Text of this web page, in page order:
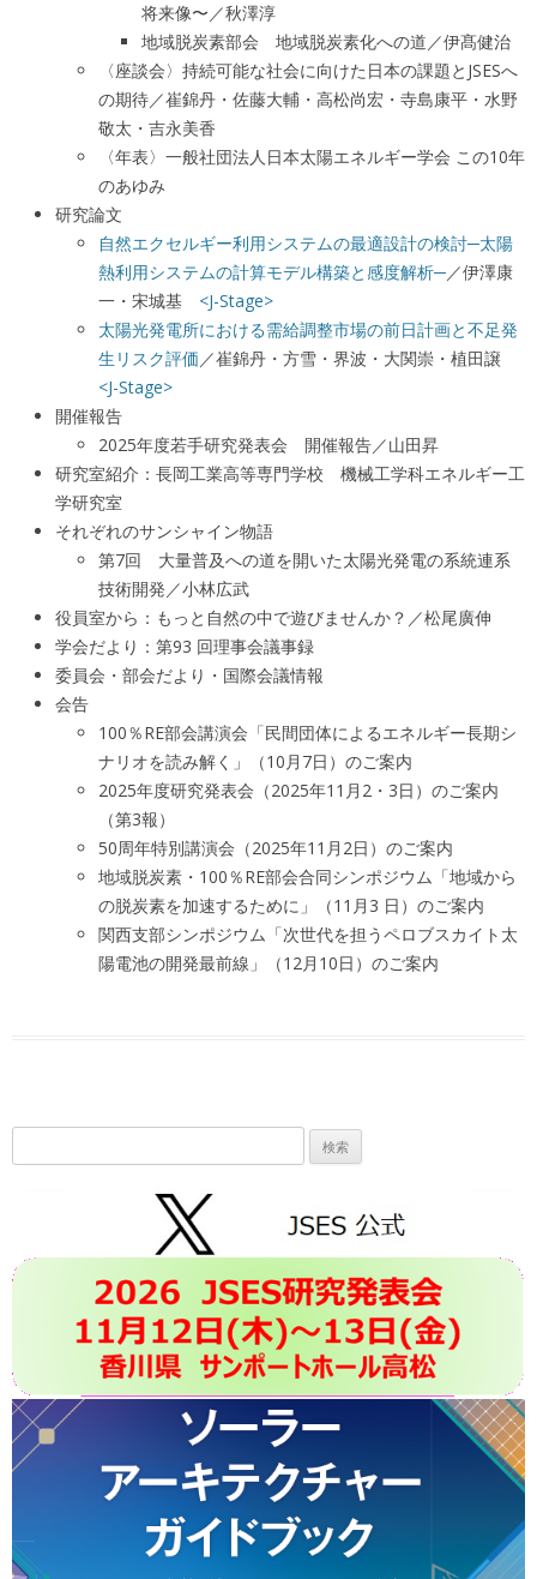
将来像〜／秋澤淳
地域脱炭素部会 地域脱炭素化への道／伊髙健治
〈座談会〉持続可能な社会に向けた日本の課題とJSESへ
の期待／崔錦丹・佐藤大輔・高松尚宏・寺島康平・水野
敬太・吉永美香
〈年表〉一般社団法人日本太陽エネルギー学会 この10年
のあゆみ
研究論文
自然エクセルギー利用システムの最適設計の検討─太陽
熱利用システムの計算モデル構築と感度解析─／伊澤康
一・宋城基 <J-Stage>
太陽光発電所における需給調整市場の前日計画と不足発
生リスク評価／崔錦丹・方雪・界波・大関崇・植田譲
<J-Stage>
開催報告
2025年度若手研究発表会 開催報告／山田昇
研究室紹介：長岡工業高等専門学校 機械工学科エネルギー工
学研究室
それぞれのサンシャイン物語
第7回 大量普及への道を開いた太陽光発電の系統連系
技術開発／小林広武
役員室から：もっと自然の中で遊びませんか？／松尾廣伸
学会だより：第93 回理事会議事録
委員会・部会だより・国際会議情報
会告
100％RE部会講演会「民間団体によるエネルギー長期シ
ナリオを読み解く」（10月7日）のご案内
2025年度研究発表会（2025年11月2・3日）のご案内
（第3報）
50周年特別講演会（2025年11月2日）のご案内
地域脱炭素・100％RE部会合同シンポジウム「地域から
の脱炭素を加速するために」（11月3 日）のご案内
関西支部シンポジウム「次世代を担うペロブスカイト太
陽電池の開発最前線」（12月10日）のご案内
索: